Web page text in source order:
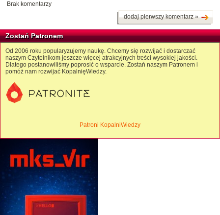
Brak komentarzy
dodaj pierwszy komentarz »
Zostań Patronem
Od 2006 roku popularyzujemy naukę. Chcemy się rozwijać i dostarczać
naszym Czytelnikom jeszcze więcej atrakcyjnych treści wysokiej jakości.
Dlatego postanowiliśmy poprosić o wsparcie. Zostań naszym Patronem i
pomóż nam rozwijać KopalnięWiedzy.
Patroni KopalniWiedzy